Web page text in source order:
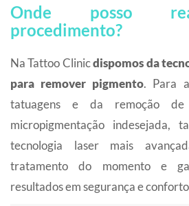
Onde posso
procedimento?
Na Tattoo Clinicdispomos da
para remover pigmento. Para
tatuagens e da remoção
micropigmentação indesejada,
tecnologia laser mais
tratamento do momento e
resultados em segurança e